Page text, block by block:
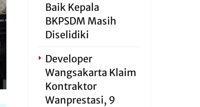
Baik Kepala
BKPSDM Masih
Diselidiki
Developer
Wangsakarta Klaim
Kontraktor
Wanprestasi, 9